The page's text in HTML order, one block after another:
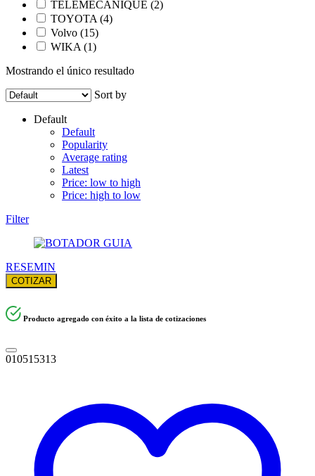
TELEMECANIQUE (2)
TOYOTA (4)
Volvo (15)
WIKA (1)
Mostrando el único resultado
Sort by
Default
Default
Popularity
Average rating
Latest
Price: low to high
Price: high to low
Filter
RESEMIN
COTIZAR
Producto agregado con éxito a la lista de cotizaciones
010515313